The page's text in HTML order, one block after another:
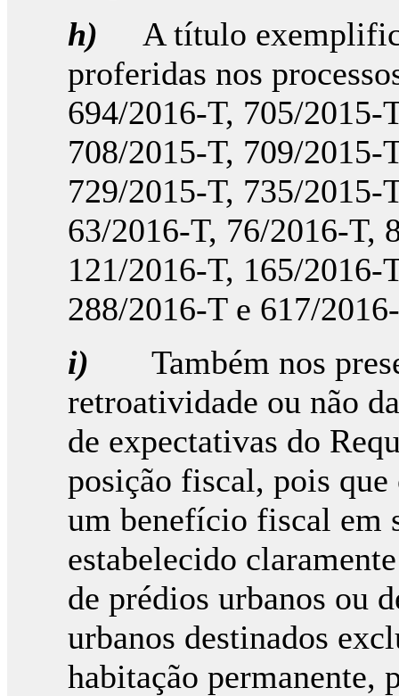
h) A título
proferidas nos
694/2016-T, 705/2015-
708/2015-T, 709/2015-
729/2015-T, 735/2015-
63/2016-T, 76/2016-T,
121/2016-T, 165/2016-
288/2016-T e 617/
i) Também nos
retroatividade ou não
de expectativas do
posição fiscal, pois
um benefício fiscal em
estabelecido
de prédios urbanos ou
urbanos destinados
habitação permanente,